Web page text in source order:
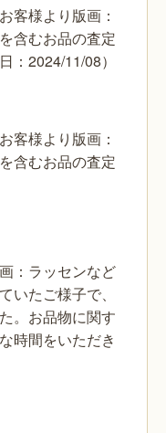
客様より版画：
含むお品の査定
：2024/11/08）
客様より版画：
含むお品の査定
：ラッセンなど
いたご様子で、
。お品物に関す
時間をいただき